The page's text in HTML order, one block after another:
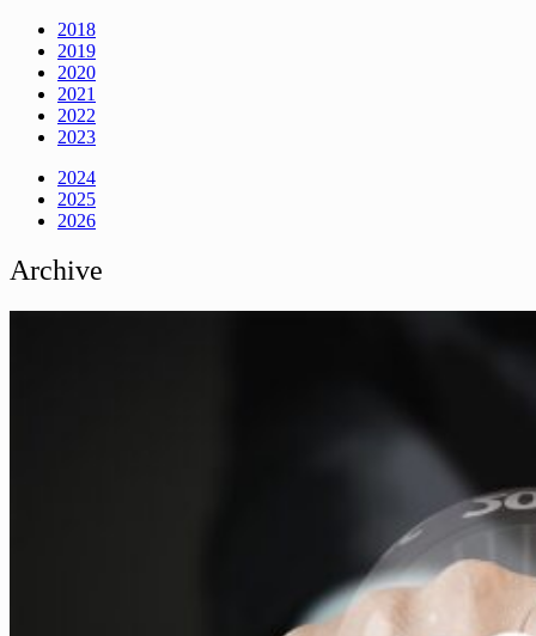
2018
2019
2020
2021
2022
2023
2024
2025
2026
Archive